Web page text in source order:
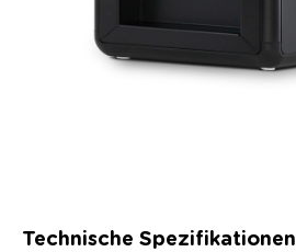
Technische Spezifikationen